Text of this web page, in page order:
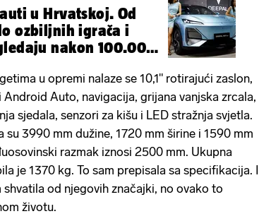
u Hrvatskoj. Od
ozbiljnih igrača i
nakon 100.000
u opremi nalaze se 10,1" rotirajući zaslon,
Android Auto, navigacija, grijana vanjska zrcala,
sjedala, senzori za kišu i LED stražnja svjetla.
su 3990 mm dužine, 1720 mm širine i 1590 mm
razmak iznosi 2500 mm. Ukupna
je 1370 kg. To sam prepisala sa specifikacija. I
od njegovih značajki, no ovako to
životu.